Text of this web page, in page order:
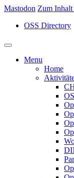
Mastodon Zum Inhalt
OSS Directory
Navigation
Menu
Home